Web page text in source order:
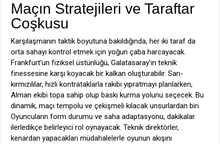
Maçın Stratejileri ve Taraftar
Coşkusu
Karşılaşmanın taktik boyutuna bakıldığında, her iki taraf da
orta sahayı kontrol etmek için yoğun çaba harcayacak.
Frankfurt’un fiziksel üstünlüğü, Galatasaray’ın teknik
finessesine karşı koyacak bir kalkan oluşturabilir. Sarı-
kırmızılılar, hızlı kontrataklarla rakibi yıpratmayı planlarken,
Alman ekibi topa sahip olup baskı kurma yolunu seçecek. Bu
dinamik, maçı tempolu ve çekişmeli kılacak unsurlardan biri.
Oyuncuların form durumu ve saha adaptasyonu, dakikalar
ilerledikçe belirleyici rol oynayacak. Teknik direktörler,
kenardan yapacakları müdahalelerle oyunun akışını